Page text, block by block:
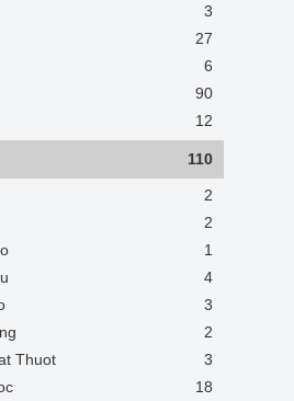
3
27
6
90
12
110
2
2
1
4
3
2
Thuot
3
18